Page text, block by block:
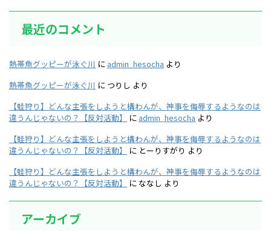
最近のコメント
熱帯魚グッピーが泳ぐ川 に admin_hesocha より
熱帯魚グッピーが泳ぐ川 に つりし より
【蛙狩り】どんな主張をしようと構わんが、神事を侮辱するようなのは
違うんじゃないの？【反対活動】
に admin_hesocha より
【蛙狩り】どんな主張をしようと構わんが、神事を侮辱するようなのは
違うんじゃないの？【反対活動】
に とーりすがり より
【蛙狩り】どんな主張をしようと構わんが、神事を侮辱するようなのは
違うんじゃないの？【反対活動】
に ななし より
アーカイブ